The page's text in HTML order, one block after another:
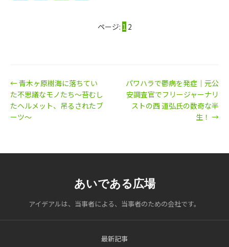
ページ: 1 2
← 青木ヶ原樹海に落ちてい
た不思議なモノたち～苔むし
たヘルメット、吊るされたブ
ーツ～
パワハラで鬱病を発症｜元公
安調査官でフリージャーナリ
ストの西 道弘氏の数奇な半
生！ →
あいである広場
アイデアルは、当事者による、当事者のための会社です。
最新記事